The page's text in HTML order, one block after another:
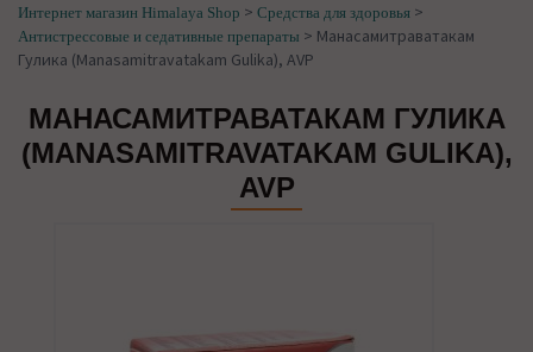
Интернет магазин Himalaya Shop > Средства для здоровья >
Антистрессовые и седативные препараты > Манасамитраватакам
Гулика (Manasamitravatakam Gulika), AVP
МАНАСАМИТРАВАТАКАМ ГУЛИКА
(MANASAMITRAVATAKAM GULIKA),
AVP